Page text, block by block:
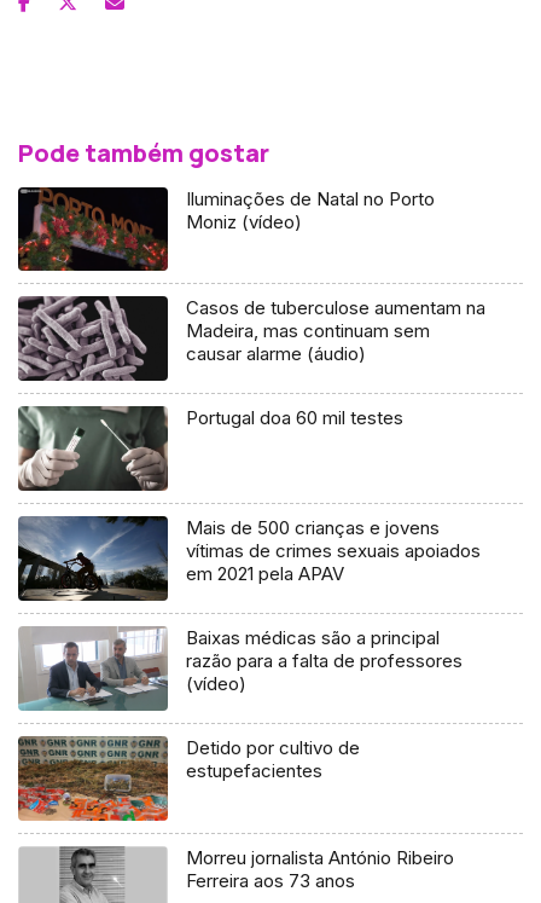
Pode também gostar
Iluminações de Natal no Porto
Moniz (vídeo)
Casos de tuberculose aumentam na
Madeira, mas continuam sem
causar alarme (áudio)
Portugal doa 60 mil testes
Mais de 500 crianças e jovens
vítimas de crimes sexuais apoiados
em 2021 pela APAV
Baixas médicas são a principal
razão para a falta de professores
(vídeo)
Detido por cultivo de
estupefacientes
Morreu jornalista António Ribeiro
Ferreira aos 73 anos